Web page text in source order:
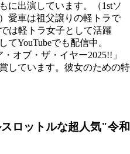
に出演しています。（1stソ
愛車は祖父譲りの軽トラで
は軽トラ女子として活躍
YouTubeでも配信中。
オブ・ザ・イヤー2025!!」
しています。彼女のための特
ロットルな超人気"令和